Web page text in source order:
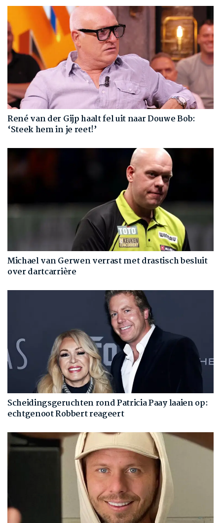
René van der Gijp haalt fel uit naar Douwe Bob:
‘Steek hem in je reet!’
Michael van Gerwen verrast met drastisch besluit
over dartcarrière
Scheidingsgeruchten rond Patricia Paay laaien op:
echtgenoot Robbert reageert